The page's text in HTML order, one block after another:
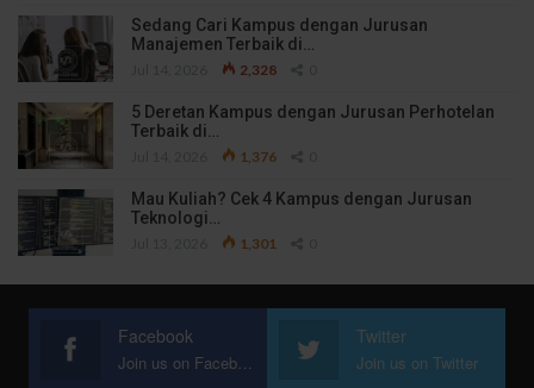
Sedang Cari Kampus dengan Jurusan
Manajemen Terbaik di…
2,328
5 Deretan Kampus dengan Jurusan Perhotelan
Terbaik di…
1,376
Mau Kuliah? Cek 4 Kampus dengan Jurusan
Teknologi…
1,301
Facebook
Join us on Facebook
Twitter
Join us on Twitter